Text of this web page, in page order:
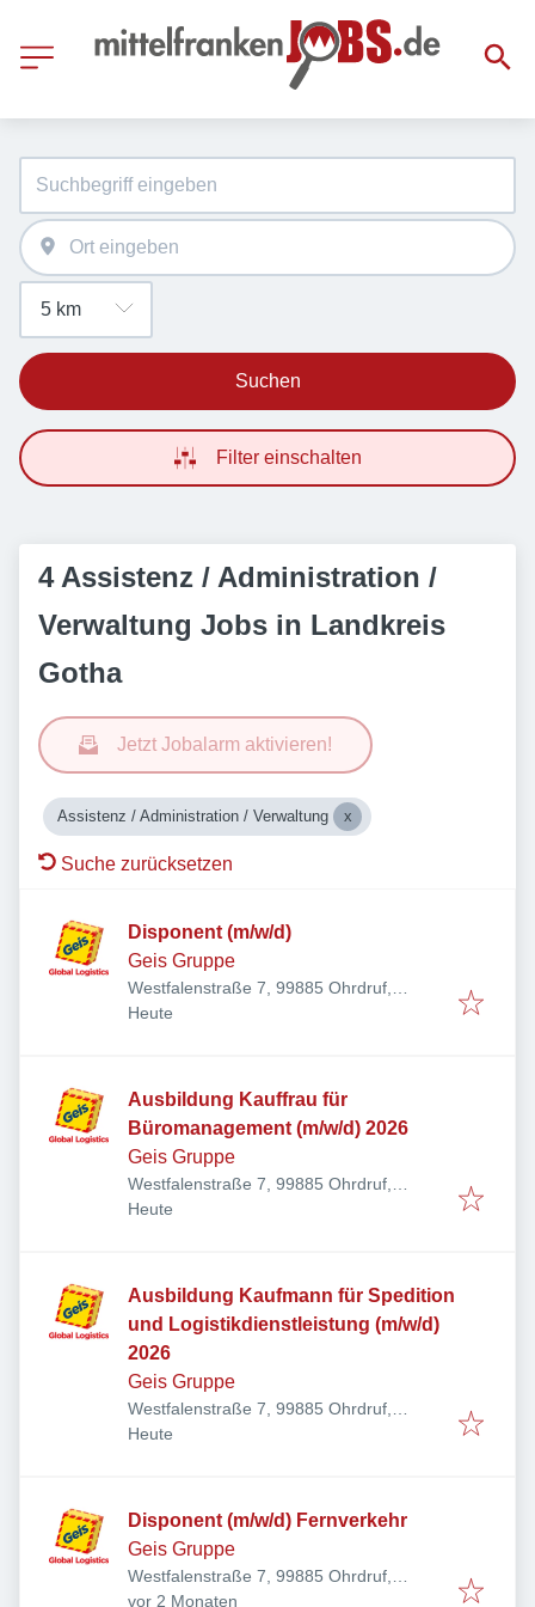
Suchen
Filter einschalten
4 Assistenz / Administration /
Verwaltung Jobs in Landkreis
Gotha
Jetzt Jobalarm aktivieren!
Assistenz / Administration / Verwaltung
Suche zurücksetzen
Disponent (m/w/d)
Geis Gruppe
Westfalenstraße 7, 99885 Ohrdruf,
Deutschland
Veröffentlicht
Heute
Ausbildung Kauffrau für
Büromanagement (m/w/d) 2026
Geis Gruppe
Westfalenstraße 7, 99885 Ohrdruf,
Deutschland
Veröffentlicht
Heute
Ausbildung Kaufmann für Spedition
und Logistikdienstleistung (m/w/d)
2026
Geis Gruppe
Westfalenstraße 7, 99885 Ohrdruf,
Deutschland
Veröffentlicht
Heute
Disponent (m/w/d) Fernverkehr
Geis Gruppe
Westfalenstraße 7, 99885 Ohrdruf,
Deutschland
Veröffentlicht:
vor 2 Monaten